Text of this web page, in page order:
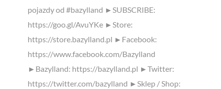
pojazdy od #bazylland ►SUBSCRIBE:
https://goo.gl/AvuYKe ►Store:
https://store.bazylland.pl ►Facebook:
https://www.facebook.com/Bazylland
►Bazylland: https://bazylland.pl ►Twitter:
https://twitter.com/bazylland ►Sklep / Shop: